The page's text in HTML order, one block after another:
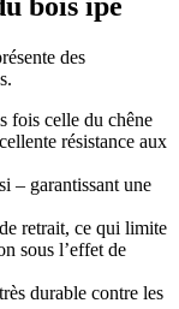
des
fois celle du chêne
résistance aux
– garantissant une
retrait, ce qui limite
sous l’effet de
durable contre les